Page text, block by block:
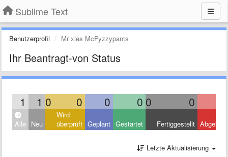
Sublime Text
Benutzerprofil Mr xles McFyzzypants
Ihr Beantragt-von Status
1 1 0 0 0 0 0 0
Alle Neu
Wird
überprüft Geplant Gestartet Fertiggestellt
Letzte Aktualisierung